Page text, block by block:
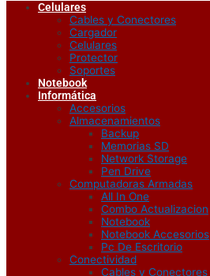
Celulares
Cables y Conectores
Cargador
Celulares
Protector
Soportes
Notebook
Informática
Accesorios
Almacenamientos
Backup
Memorias SD
Network Storage
Pen Drive
Computadoras Armadas
All In One
Combo Actualizacion
Notebook
Notebook Accesorios
Pc De Escritorio
Conectividad
Cables y Conectores